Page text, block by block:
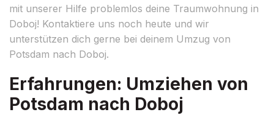
mit unserer Hilfe problemlos deine Traumwohnung in
Doboj! Kontaktiere uns noch heute und wir
unterstützen dich gerne bei deinem Umzug von
Potsdam nach Doboj.
Erfahrungen: Umziehen von
Potsdam nach Doboj